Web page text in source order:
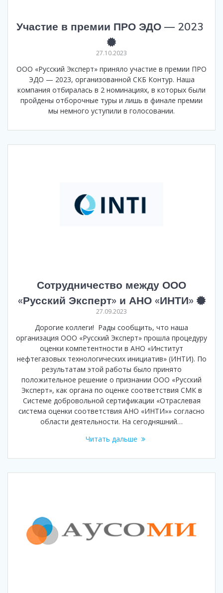
Участие в премии ПРО ЭДО — 2023
27.10.2023
ООО «Русский Эксперт» приняло участие в премии ПРО
ЭДО — 2023, организованной СКБ Контур. Наша
компания отбиралась в 2 номинациях, в которых были
пройдены отборочные туры и лишь в финале премии
мы немного уступили в голосовании.
Сотрудничество между ООО
«Русский Эксперт» и АНО «ИНТИ»
27.09.2023
Дорогие коллеги! Рады сообщить, что наша
организация ООО «Русский Эксперт» прошла процедуру
оценки компетентности в АНО «Институт
нефтегазовых технологических инициатив» (ИНТИ). По
результатам этой работы было принято
положительное решение о признании ООО «Русский
Эксперт», как органа по оценке соответствия СМК в
Системе добровольной сертификации «Отраслевая
система оценки соответствия АНО «ИНТИ»» согласно
области деятельности. На сегодняшний…
Читать дальше